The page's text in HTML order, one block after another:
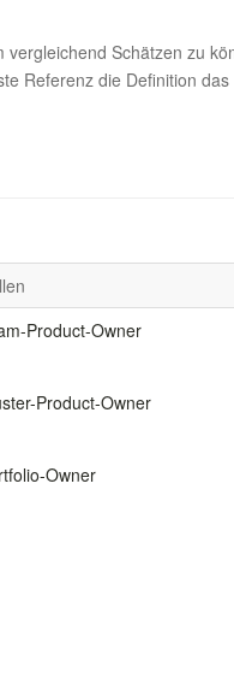
Schätzen zu
Referenz die Definition
Product-Owner
Product-Owner
Owner